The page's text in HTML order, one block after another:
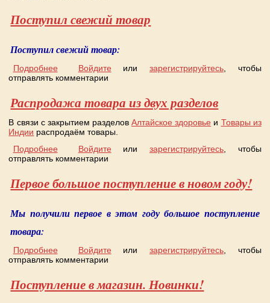
Поступил свежий товар
Поступил свежий товар:
Подробнее о Поступил свежий товар
Войдите или зарегистрируйтесь, чтобы
отправлять комментарии
Распродажа товара из двух разделов
В связи с закрытием разделовАлтайское здоровье и Товары из
Индии распродаём товары.
Подробнее о Распродажа товара из двух разделов
Войдите или зарегистрируйтесь, чтобы
отправлять комментарии
Первое большое поступление в новом году!
Мы получили первое в этом году большое поступление
товара:
Подробнее о Первое большое поступление в новом году!
Войдите или зарегистрируйтесь, чтобы
отправлять комментарии
Поступление в магазин. Новинки!